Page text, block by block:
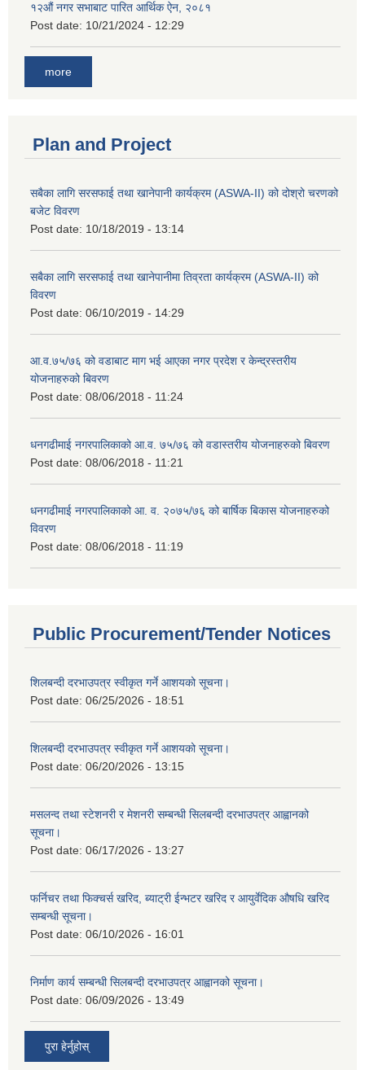
१२औं नगर सभाबाट पारित आर्थिक ऐन, २०८१
Post date: 10/21/2024 - 12:29
more
Plan and Project
सबैका लागि सरसफाई तथा खानेपानी कार्यक्रम (ASWA-II) को दोश्रो चरणको
बजेट विवरण
Post date: 10/18/2019 - 13:14
सबैका लागि सरसफाई तथा खानेपानीमा तिव्रता कार्यक्रम (ASWA-II) को
विवरण
Post date: 06/10/2019 - 14:29
आ.व.७५/७६ को वडाबाट माग भई आएका नगर प्रदेश र केन्द्रस्तरीय
योजनाहरुको बिवरण
Post date: 08/06/2018 - 11:24
धनगढीमाई नगरपालिकाको आ.व. ७५/७६ को वडास्तरीय योजनाहरुको बिवरण
Post date: 08/06/2018 - 11:21
धनगढीमाई नगरपालिकाको आ. व. २०७५/७६ को बार्षिक बिकास योजनाहरुको
विवरण
Post date: 08/06/2018 - 11:19
Public Procurement/Tender Notices
शिलबन्दी दरभाउपत्र स्वीकृत गर्ने आशयको सूचना।
Post date: 06/25/2026 - 18:51
शिलबन्दी दरभाउपत्र स्वीकृत गर्ने आशयको सूचना।
Post date: 06/20/2026 - 13:15
मसलन्द तथा स्टेशनरी र मेशनरी सम्बन्धी सिलबन्दी दरभाउपत्र आह्वानको
सूचना।
Post date: 06/17/2026 - 13:27
फर्निचर तथा फिक्चर्स खरिद, ब्याट‍्री ईन्भटर खरिद र आयुर्वेदिक औषधि खरिद
सम्बन्धी सूचना।
Post date: 06/10/2026 - 16:01
निर्माण कार्य सम्बन्धी सिलबन्दी दरभाउपत्र आह्वानको सूचना।
Post date: 06/09/2026 - 13:49
पुरा हेर्नुहोस्